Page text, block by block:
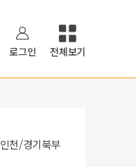
로그인 전체보기
인천/경기북부